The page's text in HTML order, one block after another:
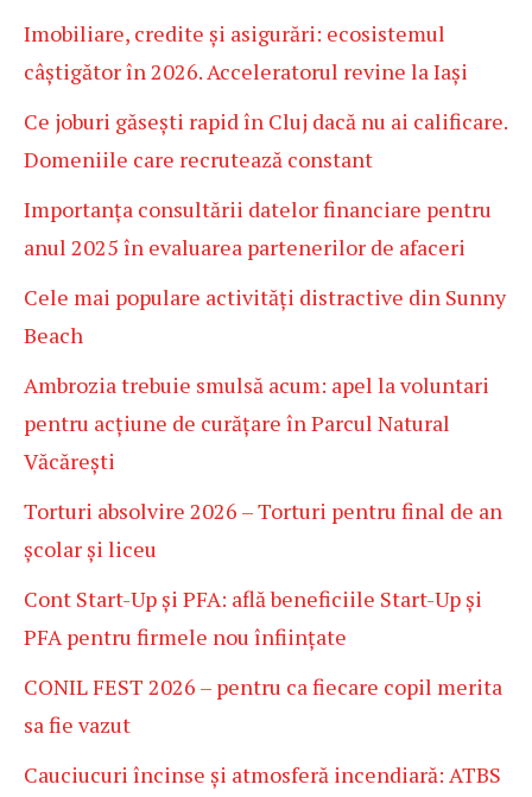
Imobiliare, credite și asigurări: ecosistemul
câștigător în 2026. Acceleratorul revine la Iași
Ce joburi găsești rapid în Cluj dacă nu ai calificare.
Domeniile care recrutează constant
Importanța consultării datelor financiare pentru
anul 2025 în evaluarea partenerilor de afaceri
Cele mai populare activități distractive din Sunny
Beach
Ambrozia trebuie smulsă acum: apel la voluntari
pentru acțiune de curățare în Parcul Natural
Văcărești
Torturi absolvire 2026 – Torturi pentru final de an
școlar și liceu
Cont Start-Up și PFA: află beneficiile Start-Up și
PFA pentru firmele nou înființate
CONIL FEST 2026 – pentru ca fiecare copil merita
sa fie vazut
Cauciucuri încinse și atmosferă incendiară: ATBS